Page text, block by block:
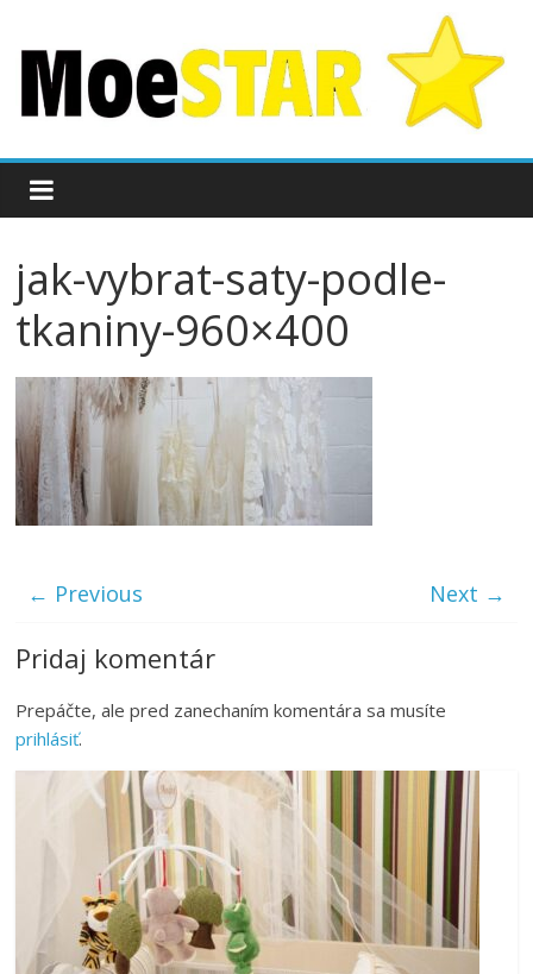
jak-vybrat-saty-podle-
tkaniny-960×400
← Previous Next →
Pridaj komentár
Prepáčte, ale pred zanechaním komentára sa musíte
prihlásiť.